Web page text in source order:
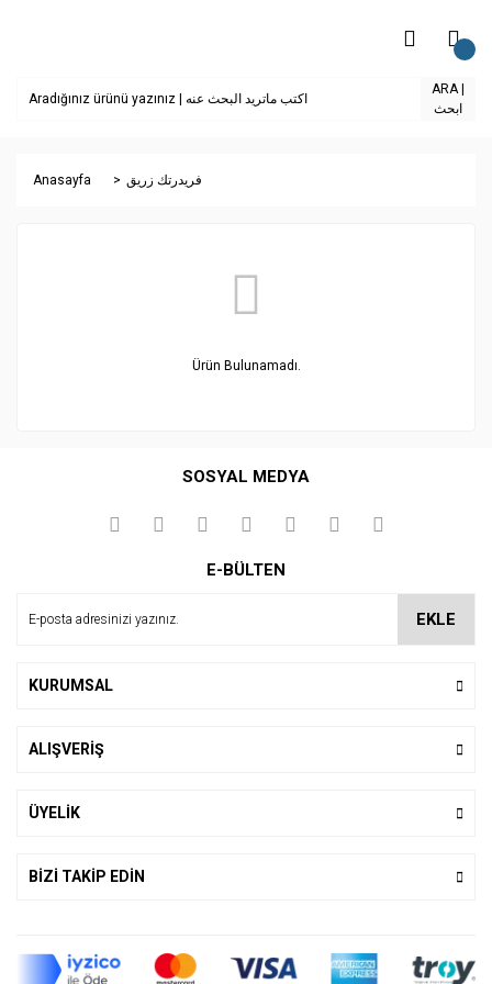
ARA |
ابحث
Anasayfa فريدرتك زريق
Ürün Bulunamadı.
SOSYAL MEDYA
E-BÜLTEN
EKLE
KURUMSAL
ALIŞVERİŞ
ÜYELİK
BİZİ TAKİP EDİN